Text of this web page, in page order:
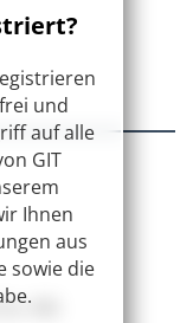
und
auf alle
GIT
Ihnen
aus
sowie die
KG